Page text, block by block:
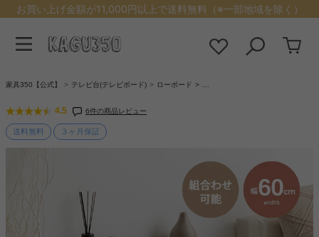
お買い上げ金額が11,000円以上で送料無料（※一部地域を除く）
家具350【公式】 テレビ台(テレビボード) ローボード
4.5 6件の商品レビュー
送料無料 ３ヶ月保証